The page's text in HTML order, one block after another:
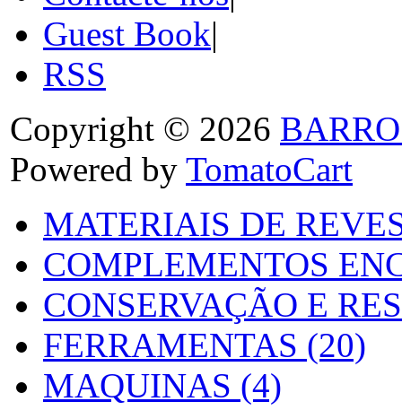
Guest Book|
RSS
Copyright © 2026
Powered by TomatoCart
MATERIAIS DE
COMPLEMENTOS
CONSERVAÇÃO E
FERRAMENTAS (20)
MAQUINAS (4)